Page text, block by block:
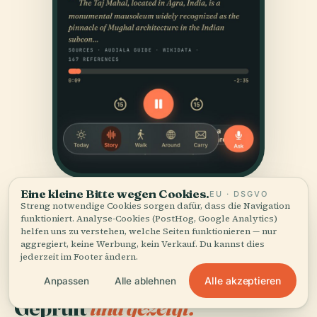
QUELLEN
Geprüftund gezeigt.
Eine kleine Bitte wegen Cookies.EU · DSGVO
Streng notwendige Cookies sorgen dafür, dass die Navigation
funktioniert. Analyse-Cookies (PostHog, Google Analytics)
helfen uns zu verstehen, welche Seiten funktionieren — nur
aggregiert, keine Werbung, kein Verkauf. Du kannst dies
jederzeit im Footer ändern.
Anpassen Alle ablehnen Alle akzeptieren